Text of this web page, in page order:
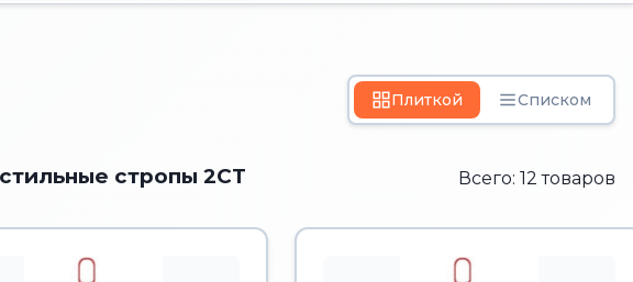
Плиткой Списком
стропы 2СТ Всего: 12 товаров